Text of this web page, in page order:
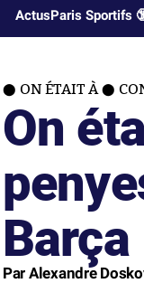
ActusParis Sportifs
ON ÉTAIT À
On
Barça
Par Alexandre